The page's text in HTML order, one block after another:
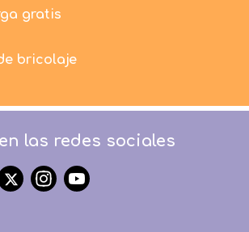
gratis
bricolaje
las redes sociales